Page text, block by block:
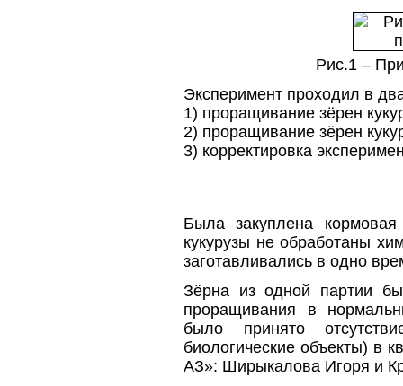
Рис.1 –
Эксперимент проходил в
1) проращивание зёрен
2) проращивание зёрен
3) корректировка
Была закуплена
кукурузы не обработаны
заготавливались в одно
Зёрна из одной партии
проращивания в
было принято
биологические объекты) в
АЗ»: Ширыкалова Игоря и